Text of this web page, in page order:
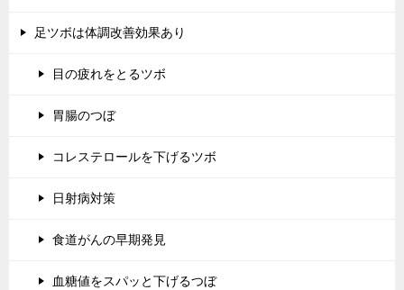
足ツボは体調改善効果あり
目の疲れをとるツボ
胃腸のつぼ
コレステロールを下げるツボ
日射病対策
食道がんの早期発見
血糖値をスパッと下げるつぼ